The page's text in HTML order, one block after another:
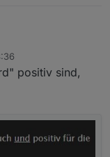
über "Erzeugung +
positiv sind,